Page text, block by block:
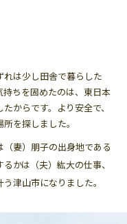
は少し田舎で暮らした
ちを固めたのは、東日本
からです。より安全で、
を探しました。
妻）朋子の出身地である
かは（夫）紘大の仕事、
津山市になりました。